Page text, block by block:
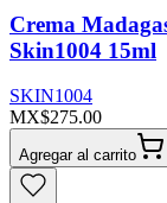
Crema
Skin1004 15ml
SKIN1004
MX$275.00
Agregar al carrito